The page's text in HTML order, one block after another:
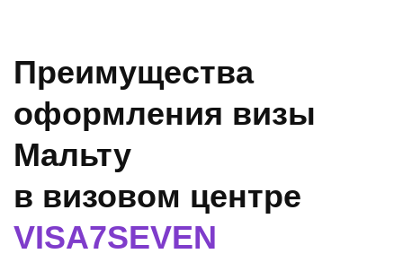
Преимущества
оформления визы
Мальту
в визовом центре
VISA7SEVEN